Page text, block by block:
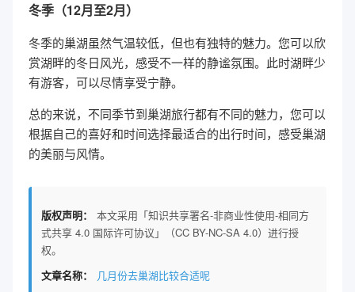
冬季（12月至2月）
冬季的巢湖虽然气温较低，但也有独特的魅力。您可以欣
赏湖畔的冬日风光，感受不一样的静谧氛围。此时湖畔少
有游客，可以尽情享受宁静。
总的来说，不同季节到巢湖旅行都有不同的魅力，您可以
根据自己的喜好和时间选择最适合的出行时间，感受巢湖
的美丽与风情。
版权声明：
本文采用「知识共享署名-非商业性使用-相同方
式共享 4.0 国际许可协议」（CC BY-NC-SA 4.0）进行授
权。
文章名称：
几月份去巢湖比较合适呢